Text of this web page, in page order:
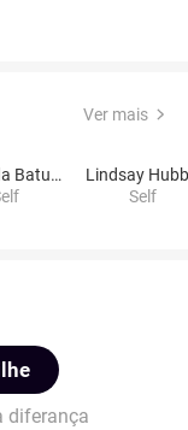
Ver mais
Amanda Batula
Self
diferança